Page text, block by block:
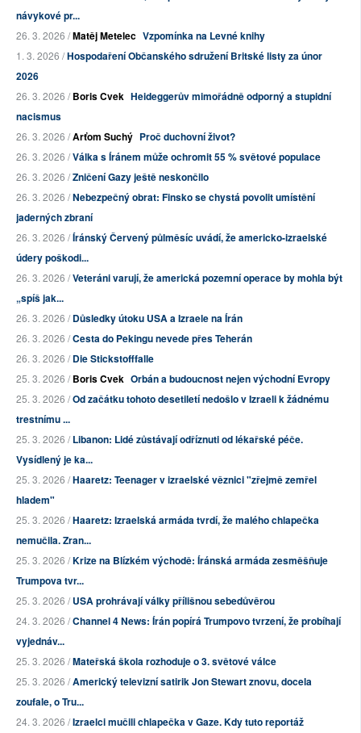
návykové pr...
26. 3. 2026 /Matěj Metelec Vzpomínka na Levné knihy
1. 3. 2026 /Hospodaření Občanského sdružení Britské listy za únor
2026
26. 3. 2026 /Boris Cvek Heideggerův mimořádně odporný a stupidní
nacismus
26. 3. 2026 /Arťom Suchý Proč duchovní život?
26. 3. 2026 /Válka s Íránem může ochromit 55 % světové populace
26. 3. 2026 /Zničení Gazy ještě neskončilo
26. 3. 2026 /Nebezpečný obrat: Finsko se chystá povolit umístění
jaderných zbraní
26. 3. 2026 /Íránský Červený půlměsíc uvádí, že americko-izraelské
údery poškodi...
26. 3. 2026 /Veteráni varují, že americká pozemní operace by mohla být
„spíš jak...
26. 3. 2026 /Důsledky útoku USA a Izraele na Írán
26. 3. 2026 /Cesta do Pekingu nevede přes Teherán
26. 3. 2026 /Die Stickstofffalle
25. 3. 2026 /Boris Cvek Orbán a budoucnost nejen východní Evropy
25. 3. 2026 /Od začátku tohoto desetiletí nedošlo v Izraeli k žádnému
trestnímu ...
25. 3. 2026 /Libanon: Lidé zůstávají odříznuti od lékařské péče.
Vysídlený je ka...
25. 3. 2026 /Haaretz: Teenager v izraelské věznici "zřejmě zemřel
hladem"
25. 3. 2026 /Haaretz: Izraelská armáda tvrdí, že malého chlapečka
nemučila. Zran...
25. 3. 2026 /Krize na Blízkém východě: Íránská armáda zesměšňuje
Trumpova tvr...
25. 3. 2026 /USA prohrávají války přílišnou sebedůvěrou
24. 3. 2026 /Channel 4 News: Írán popírá Trumpovo tvrzení, že probíhají
vyjednáv...
25. 3. 2026 /Mateřská škola rozhoduje o 3. světové válce
25. 3. 2026 /Americký televizní satirik Jon Stewart znovu, docela
zoufale, o Tru...
24. 3. 2026 /Izraelci mučili chlapečka v Gaze. Kdy tuto reportáž